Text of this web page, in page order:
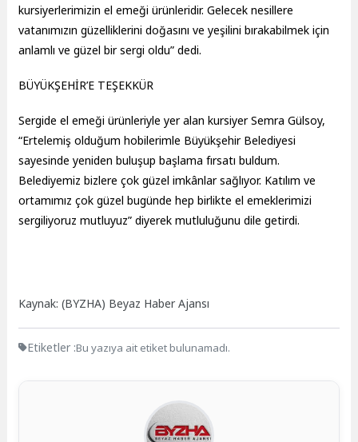
kursiyerlerimizin el emeği ürünleridir. Gelecek nesillere
vatanımızın güzelliklerini doğasını ve yeşilini bırakabilmek için
anlamlı ve güzel bir sergi oldu” dedi.
BÜYÜKŞEHİR’E TEŞEKKÜR
Sergide el emeği ürünleriyle yer alan kursiyer Semra Gülsoy,
“Ertelemiş olduğum hobilerimle Büyükşehir Belediyesi
sayesinde yeniden buluşup başlama fırsatı buldum.
Belediyemiz bizlere çok güzel imkânlar sağlıyor. Katılım ve
ortamımız çok güzel bugünde hep birlikte el emeklerimizi
sergiliyoruz mutluyuz” diyerek mutluluğunu dile getirdi.
Kaynak: (BYZHA) Beyaz Haber Ajansı
Etiketler :Bu yazıya ait etiket bulunamadı.